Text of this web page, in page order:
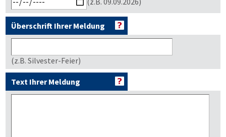
Überschrift Ihrer Meldung
(z.B. Silvester-Feier)
Text Ihrer Meldung